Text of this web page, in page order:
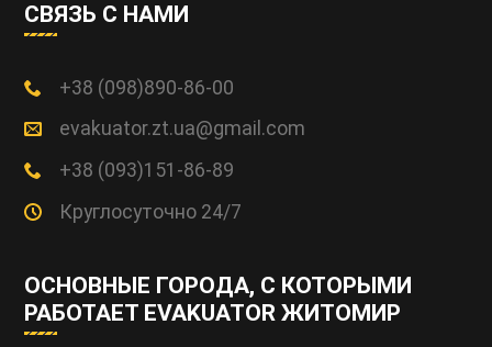
СВЯЗЬ С НАМИ
+38 (098)890-86-00
evakuator.zt.ua@gmail.com
+38 (093)151-86-89
Круглосуточно 24/7
ОСНОВНЫЕ ГОРОДА, С КОТОРЫМИ
РАБОТАЕТ EVAKUATOR ЖИТОМИР